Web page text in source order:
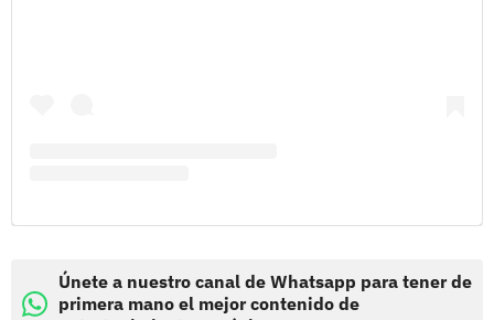
Únete a nuestro canal de Whatsapp para tener de
primera mano el mejor contenido de